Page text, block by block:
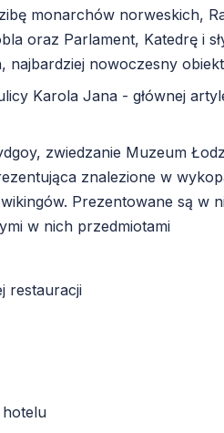
monarchów norweskich,
oraz Parlament, Katedrę i
najbardziej nowoczesny
Karola Jana - głównej
zwiedzanie Muzeum
znalezione w
Prezentowane są w
w nich przedmiotami
restauracji